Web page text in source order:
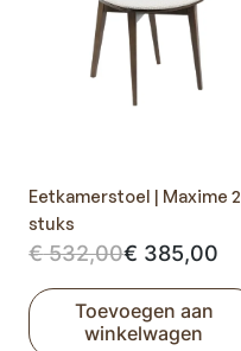
Eetkamerstoel | Maxime 2
stuks
€532,00
Oorspronkelijke
prijs
was:
€ 385,00
Huidige
prijs
is:
Toevoegen aan
winkelwagen